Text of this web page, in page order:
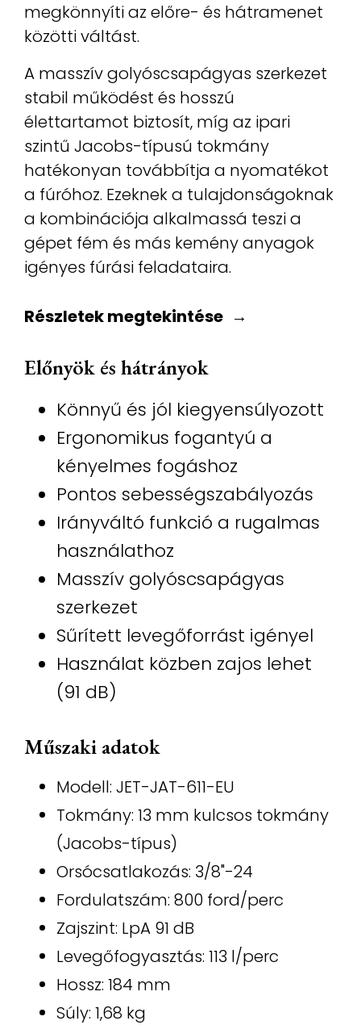
megkönnyíti az előre- és hátramenet
közötti váltást.
A masszív golyóscsapágyas szerkezet
stabil működést és hosszú
élettartamot biztosít, míg az ipari
szintű Jacobs-típusú tokmány
hatékonyan továbbítja a nyomatékot
a fúróhoz. Ezeknek a tulajdonságoknak
a kombinációja alkalmassá teszi a
gépet fém és más kemény anyagok
igényes fúrási feladataira.
Előnyök és hátrányok
Könnyű és jól kiegyensúlyozott
Ergonomikus fogantyú a
kényelmes fogáshoz
Pontos sebességszabályozás
Irányváltó funkció a rugalmas
használathoz
Masszív golyóscsapágyas
szerkezet
Sűrített levegőforrást igényel
Használat közben zajos lehet
(91 dB)
Műszaki adatok
Modell: JET-JAT-611-EU
Tokmány: 13 mm kulcsos tokmány
(Jacobs-típus)
Orsócsatlakozás: 3/8"-24
Fordulatszám: 800 ford/perc
Zajszint: LpA 91 dB
Levegőfogyasztás: 113 l/perc
Hossz: 184 mm
Súly: 1,68 kg
Részletek megtekintése